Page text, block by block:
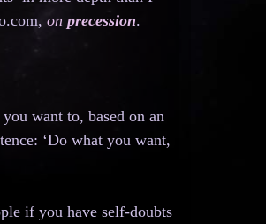
on precession.
want to, based on an
‘Do what you want,
if you have self-doubts